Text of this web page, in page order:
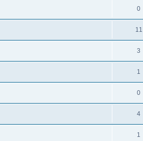
0
11
3
1
0
4
1